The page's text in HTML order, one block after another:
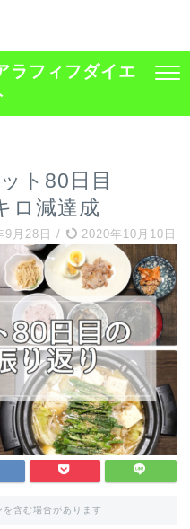
ラフィフダイエ
ト80日目
ロ減達成
9月28日 / 2020年10月10日
含む場合があります